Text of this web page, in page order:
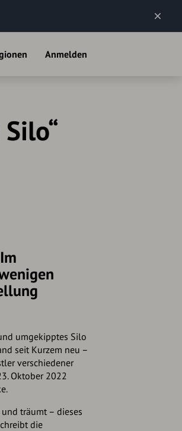
Anmelden
umgekipptes Silo
seit Kurzem neu –
verschiedener
Oktober 2022
träumt – dieses
die